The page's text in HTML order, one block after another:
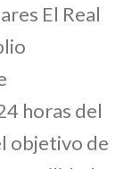
El Real
horas del
objetivo de